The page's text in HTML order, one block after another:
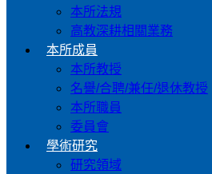
本所法規
高教深耕相關業務
本所成員
本所教授
名譽/合聘/兼任/退休教授
本所職員
委員會
學術研究
研究領域